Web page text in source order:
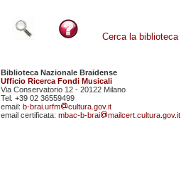
Cerca la biblioteca
Biblioteca Nazionale Braidense
Ufficio Ricerca Fondi Musicali
Via Conservatorio 12 - 20122 Milano
Tel. +39 02 36559499
email: b-brai.urfm
cultura.gov.it
email certificata: mbac-b-brai mailcert.cultura.gov.it